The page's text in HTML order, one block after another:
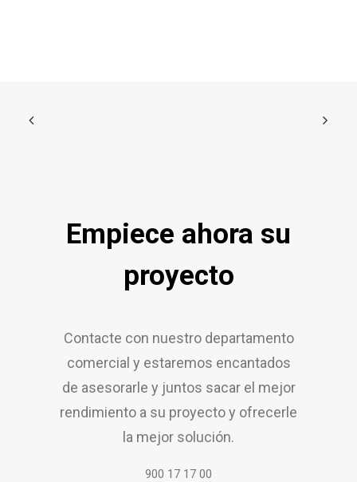
Empiece ahora su
proyecto
Contacte con nuestro departamento
comercial y estaremos encantados
de asesorarle y juntos sacar el mejor
rendimiento a su proyecto y ofrecerle
la mejor solución.
900 17 17 00